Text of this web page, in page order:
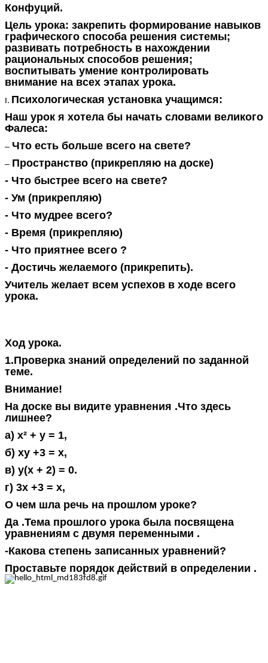
Конфуций.
Цель урока: закрепить формирование навыков
графического способа решения системы;
развивать потребность в нахождении
рациональных способов решения;
воспитывать умение контролировать
внимание на всех этапах урока.
Психологическая установка учащимся:
Наш урок я хотела бы начать словами великого
Фалеса:
– Что есть больше всего на свете?
– Пространство (прикрепляю на доске)
- Что быстрее всего на свете?
- Ум (прикрепляю)
- Что мудрее всего?
- Время (прикрепляю)
- Что приятнее всего ?
- Достичь желаемого (прикрепить).
Учитель желает всем успехов в ходе всего
урока.
Ход урока.
1.Проверка знаний определений по заданной
теме.
Внимание!
На доске вы видите уравнения .Что здесь
лишнее?
а) x² + y = 1,
б) xy +3 = x,
в) y(x + 2) = 0.
г) 3x +3 = x,
О чем шла речь на прошлом уроке?
Да .Тема прошлого урока была посвящена
уравнениям с двумя переменными .
-Какова степень записанных уравнений?
Проставьте порядок действий в определении .